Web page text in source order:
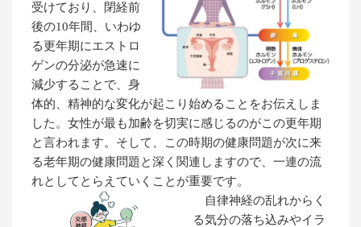
受けており、閉経前
後の10年間、いわゆ
る更年期にエストロ
ゲンの分泌が急速に
減少することで、身
体的、精神的な変化が起こり始めることをお伝えしま
した。女性が最も加齢を切実に感じるのがこの更年期
と言われます。そして、この時期の健康問題が次に来
る老年期の健康問題と深く関連しますので、一連の流
れとしてとらえていくことが重要です。
自律神経の乱れからく
る気分の落ち込みやイラ